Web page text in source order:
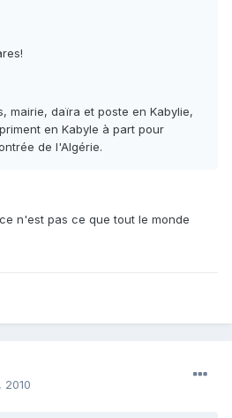
mairie, daïra et poste en Kabylie,
en Kabyle à part pour
de l'Algérie.
n'est pas ce que tout le monde
2010